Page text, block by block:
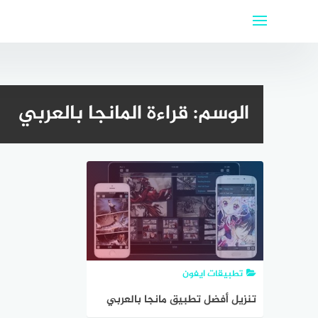
الوسم:قراءة المانجا بالعربي
تطبيقات ايفون
تنزيل أفضل تطبيق مانجا بالعربي